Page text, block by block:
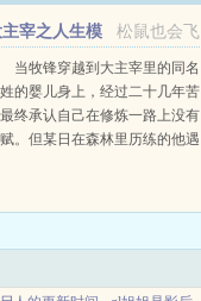
松鼠也会飞
主宰之人生模
当牧锋穿越到大主宰里的同名
的婴儿身上，经过二十几年苦
终承认自己在修炼一路上没有
。但某日在森林里历练的他遇
最幸运的那个男人当清衍静再